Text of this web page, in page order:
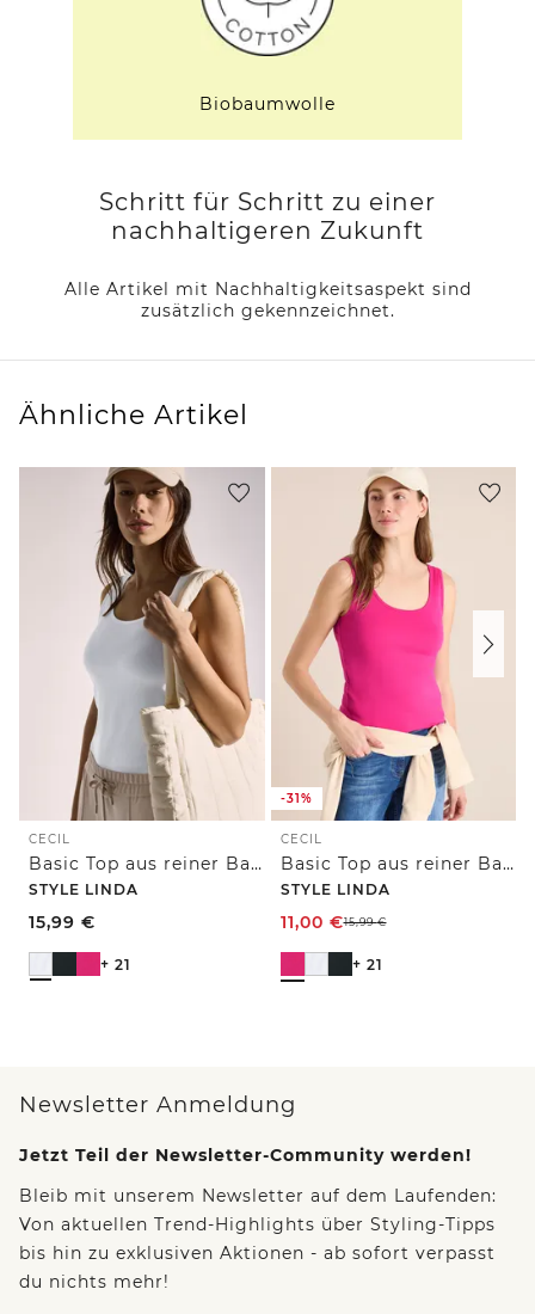
Biobaumwolle
Schritt für Schritt zu einer
nachhaltigeren Zukunft
Alle Artikel mit Nachhaltigkeitsaspekt sind
zusätzlich gekennzeichnet.
Ähnliche Artikel
CECIL
Basic Top aus reiner Baumwolle
STYLE LINDA
15,99 €
+ 21
-31%
CECIL
Basic Top aus reiner Baumwolle
STYLE LINDA
11,00 €15,99€
+ 21
Newsletter Anmeldung
Jetzt Teil der Newsletter-Community werden!
Bleib mit unserem Newsletter auf dem Laufenden:
Von aktuellen Trend-Highlights über Styling-Tipps
bis hin zu exklusiven Aktionen - ab sofort verpasst
du nichts mehr!